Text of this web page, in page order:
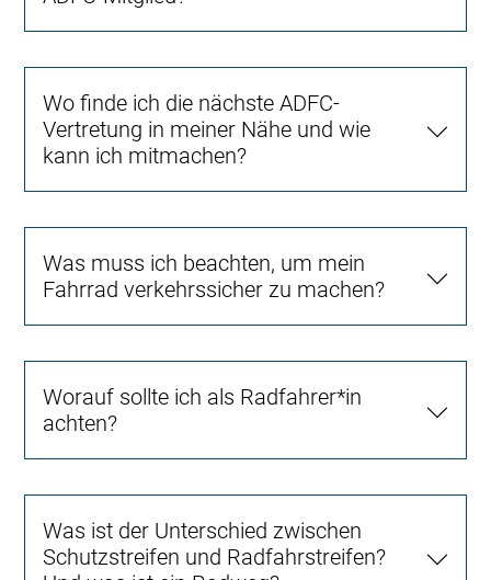
Wo finde ich die nächste ADFC-
Vertretung in meiner Nähe und wie
kann ich mitmachen?
Was muss ich beachten, um mein
Fahrrad verkehrssicher zu machen?
Worauf sollte ich als Radfahrer*in
achten?
Was ist der Unterschied zwischen
Schutzstreifen und Radfahrstreifen?